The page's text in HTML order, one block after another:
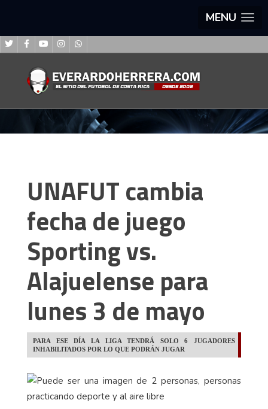
MENU
UNAFUT cambia
fecha de juego
Sporting vs.
Alajuelense para
lunes 3 de mayo
PARA ESE DÍA LA LIGA TENDRÁ SOLO 6 JUGADORES
INHABILITADOS POR LO QUE PODRÁN JUGAR